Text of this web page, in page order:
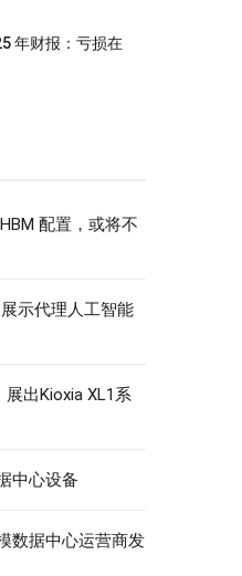
年财报：亏损在
配置，或将不
示代理人工智能
出Kioxia XL1系
中心设备
数据中心运营商发